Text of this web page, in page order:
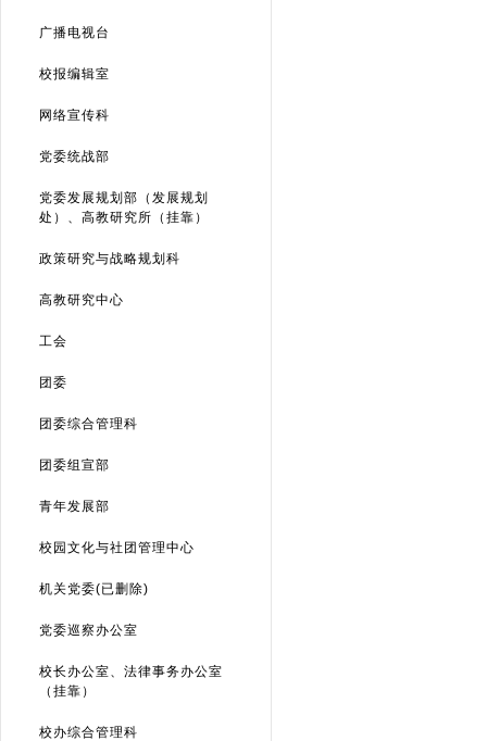
广播电视台
校报编辑室
网络宣传科
党委统战部
党委发展规划部（发展规划
处）、高教研究所（挂靠）
政策研究与战略规划科
高教研究中心
工会
团委
团委综合管理科
团委组宣部
青年发展部
校园文化与社团管理中心
机关党委(已删除)
党委巡察办公室
校长办公室、法律事务办公室
（挂靠）
校办综合管理科